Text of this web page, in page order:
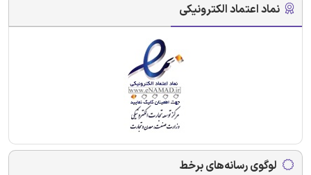
نماد اعتماد الکترونیکی
لوگوی رسانه‌های برخط